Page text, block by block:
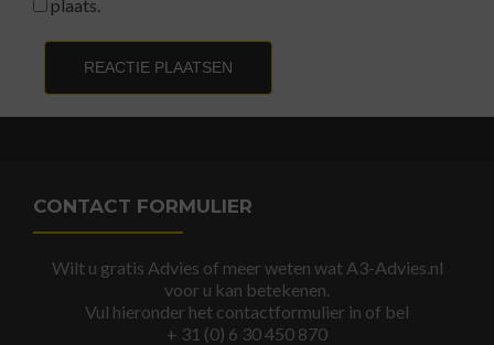
plaats.
CONTACT FORMULIER
Wilt u gratis Advies of meer weten wat A3-Advies.nl
voor u kan betekenen.
Vul hieronder het contactformulier in of bel
+ 31 (0) 6 30 450 870